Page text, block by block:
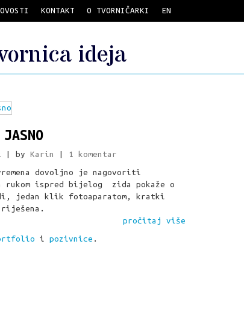
KONTAKT O TVORNIČARKI EN
ideja
| by Karin
1 komentar
dovoljno je nagovoriti
rukom ispred bijelog zida pokaže o
jedan klik fotoaparatom, kratki
pročitaj više
i pozivnice .